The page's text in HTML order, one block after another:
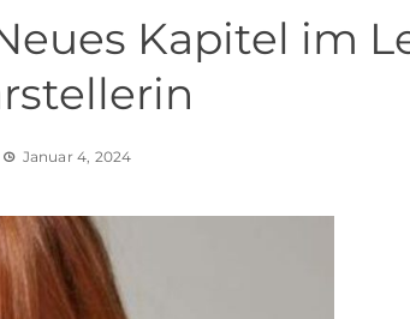
Kapitel im
Januar 4, 2024